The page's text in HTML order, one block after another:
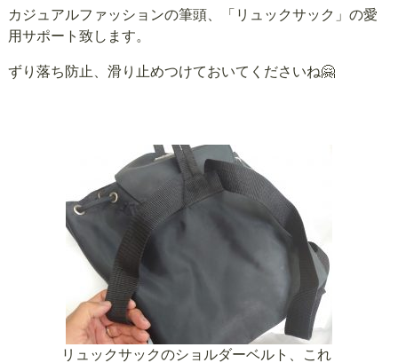
カジュアルファッションの筆頭、「リュックサック」の愛
用サポート致します。
ずり落ち防止、滑り止めつけておいてくださいね🤗
リュックサックのショルダーベルト、これ